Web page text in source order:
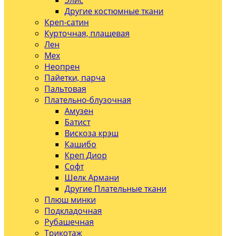
Другие костюмные ткани
Креп-сатин
Курточная, плащевая
Лен
Мех
Неопрен
Пайетки, парча
Пальтовая
Плательно-блузочная
Амузен
Батист
Вискоза крэш
Кашибо
Креп Диор
Софт
Шелк Армани
Другие Плательные ткани
Плюш минки
Подкладочная
Рубашечная
Трикотаж